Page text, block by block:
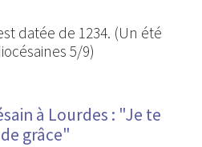
datée de 1234. (Un été
5/9)
à Lourdes : "Je te
grâce"